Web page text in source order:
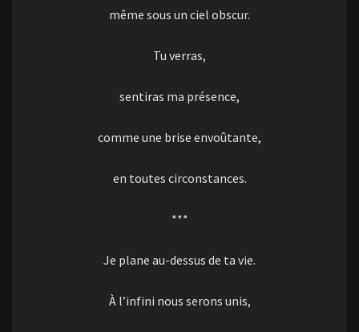
même sous un ciel obscur.
Tu verras,
sentiras ma présence,
comme une brise envoûtante,
en toutes circonstances.
***
Je plane au-dessus de ta vie.
À l’infini nous serons unis,